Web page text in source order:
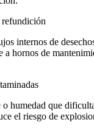
refundición
internos de
hornos de
humedad que
el riesgo de